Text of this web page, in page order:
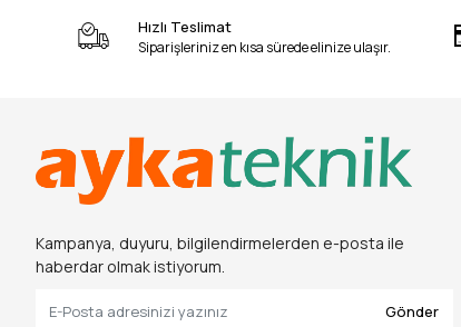
Hızlı Teslimat
Siparişleriniz en kısa sürede elinize ulaşır.
Kampanya, duyuru, bilgilendirmelerden e-posta ile
haberdar olmak istiyorum.
Gönder